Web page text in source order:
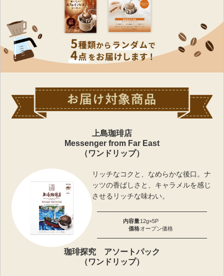
上島珈琲店
Messenger from Far East
（ワンドリップ）
リッチなコクと、なめらかな後口。ナ
ッツの香ばしさと、キャラメルを感じ
させるリッチな味わい。
内容量12g×5P
価格オープン価格
珈琲探究 アソートパック
（ワンドリップ）